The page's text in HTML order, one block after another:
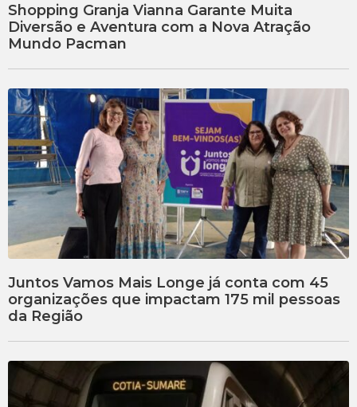
Shopping Granja Vianna Garante Muita
Diversão e Aventura com a Nova Atração
Mundo Pacman
Juntos Vamos Mais Longe já conta com 45
organizações que impactam 175 mil pessoas
da Região